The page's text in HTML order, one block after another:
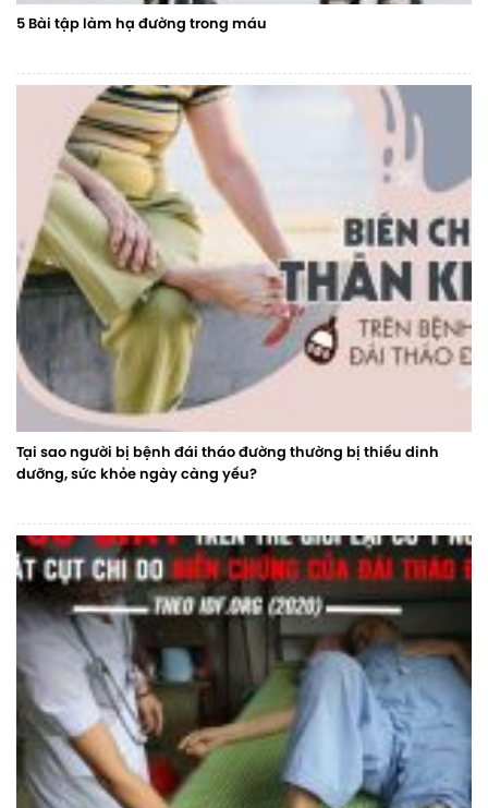
5 Bài tập làm hạ đường trong máu
Tại sao người bị bệnh đái tháo đường thường bị thiếu dinh
dưỡng, sức khỏe ngày càng yếu?